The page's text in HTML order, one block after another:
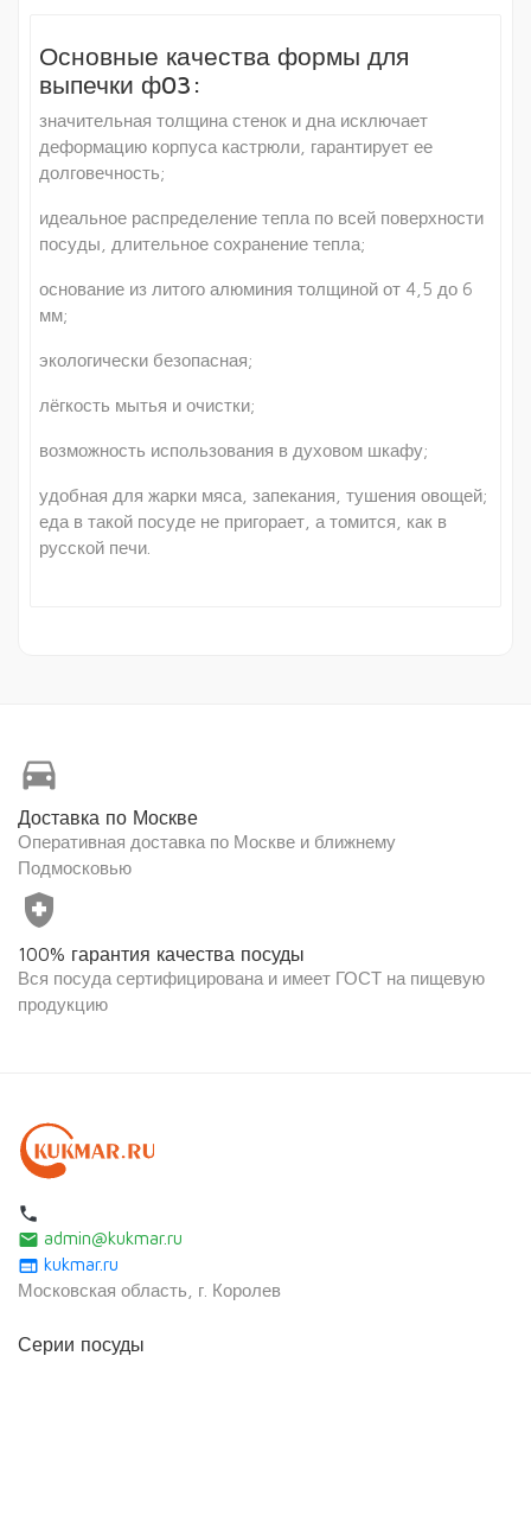
Основные качества формы для
выпечки ф03:
значительная толщина стенок и дна исключает
деформацию корпуса кастрюли, гарантирует ее
долговечность;
идеальное распределение тепла по всей поверхности
посуды, длительное сохранение тепла;
основание из литого алюминия толщиной от 4,5 до 6
мм;
экологически безопасная;
лёгкость мытья и очистки;
возможность использования в духовом шкафу;
удобная для жарки мяса, запекания, тушения овощей;
еда в такой посуде не пригорает, а томится, как в
русской печи.
directions_car
Доставка по Москве
Оперативная доставка по Москве и ближнему
Подмосковью
health_and_safety
100% гарантия качества посуды
Вся посуда сертифицирована и имеет ГОСТ на пищевую
продукцию
local_phone
email admin@kukmar.ru
web kukmar.ru
Московская область, г. Королев
Серии посуды